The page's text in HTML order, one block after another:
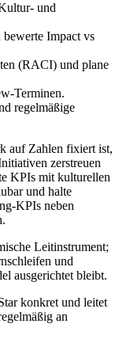
und
Impact vs
(RACI) und plane
Terminen.
regelmäßige
auf Zahlen fixiert ist,
zerstreuen
KPIs mit kulturellen
und halte
KPIs neben
Leitinstrument;
und
ausgerichtet bleibt.
konkret und leitet
an